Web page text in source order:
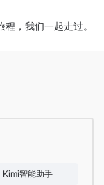
，我们一起走过。
Kimi智能助手